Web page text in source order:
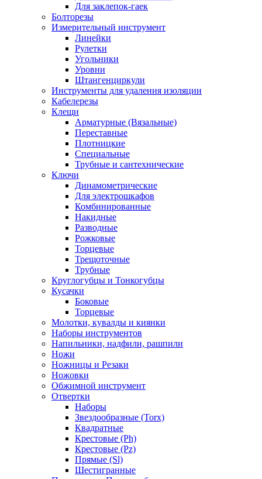
Для заклепок-гаек
Болторезы
Измерительный инструмент
Линейки
Рулетки
Угольники
Уровни
Штангенциркули
Инструменты для удаления изоляции
Кабелерезы
Клещи
Арматурные (Вязальные)
Переставные
Плотницкие
Специальные
Трубные и сантехнические
Ключи
Динамометрические
Для электрошкафов
Комбинированные
Накидные
Разводные
Рожковые
Торцевые
Трещоточные
Трубные
Круглогубцы и Тонкогубцы
Кусачки
Боковые
Торцевые
Молотки, кувалды и киянки
Наборы инструментов
Напильники, надфили, рашпили
Ножи
Ножницы и Резаки
Ножовки
Обжимной инструмент
Отвертки
Наборы
Звездообразные (Torx)
Квадратные
Крестовые (Ph)
Крестовые (Pz)
Прямые (Sl)
Шестигранные